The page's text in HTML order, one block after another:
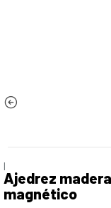
|
Ajedrez
magnético